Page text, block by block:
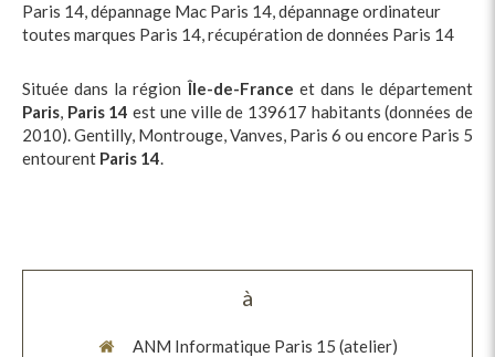
Paris 14,dépannage Mac Paris 14,dépannage ordinateur
toutes marques Paris 14,récupération de données Paris 14
Située dans la régionÎle-de-France et dans le département
Paris, Paris 14 est une ville de 139617 habitants (données de
2010). Gentilly, Montrouge, Vanves, Paris 6 ou encore Paris 5
entourent Paris 14.
à
ANM Informatique Paris 15 (atelier)